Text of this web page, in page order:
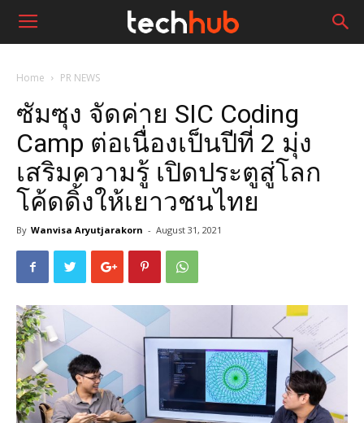
Home PR NEWS
ซัมซุง จัดค่าย SIC Coding
Camp ต่อเนื่องเป็นปีที่ 2 มุ่ง
เสริมความรู้ เปิดประตูสู่โลก
โค้ดดิ้งให้เยาวชนไทย
By Wanvisa Aryutjarakorn - August 31, 2021